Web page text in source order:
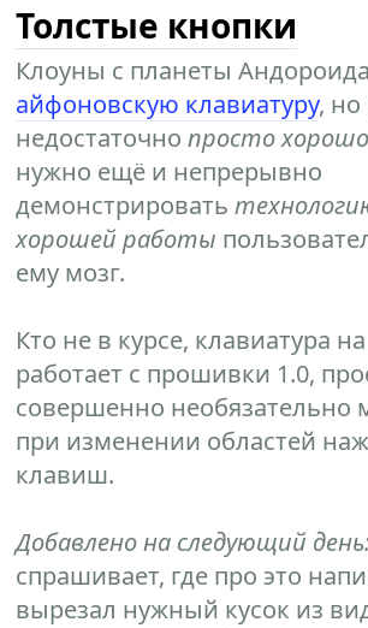
Толстые кнопки
Клоуны с планеты Андороида
айфоновскую клавиатуру,
недостаточнопросто
нужно ещё и непрерывно
демонстрировать
хорошей работы
ему мозг.
Кто не в курсе, клавиатура
работает с прошивки 1.0,
совершенно необязательно
при изменении областей
клавиш.
Добавлено на следующий
спрашивает, где про это
вырезал нужный кусок из